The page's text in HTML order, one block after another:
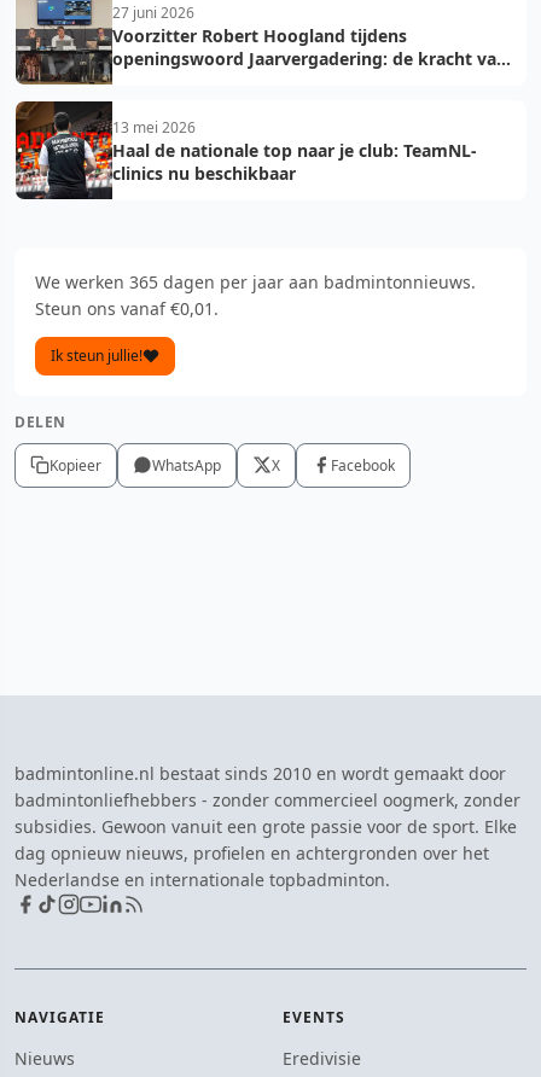
27 juni 2026
Voorzitter Robert Hoogland tijdens
openingswoord Jaarvergadering: de kracht van
13 mei 2026
Haal de nationale top naar je club: TeamNL-
clinics nu beschikbaar
We werken 365 dagen per jaar aan badmintonnieuws.
Steun ons vanaf €0,01.
Ik steun jullie!
DELEN
Kopieer WhatsApp X Facebook
badmintonline.nl bestaat sinds 2010 en wordt gemaakt door
badmintonliefhebbers - zonder commercieel oogmerk, zonder
subsidies. Gewoon vanuit een grote passie voor de sport. Elke
dag opnieuw nieuws, profielen en achtergronden over het
Nederlandse en internationale topbadminton.
NAVIGATIE
Nieuws
EVENTS
Eredivisie